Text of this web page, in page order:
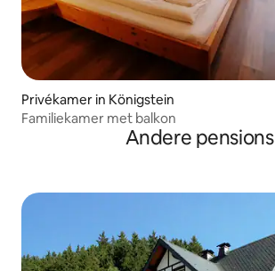
Privékamer in Königstein
Familiekamer met balkon
Andere pensions